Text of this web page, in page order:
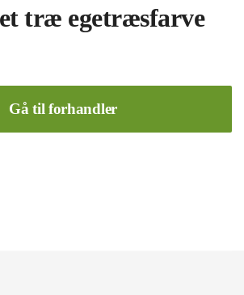
træ egetræsfarve
Gå til forhandler